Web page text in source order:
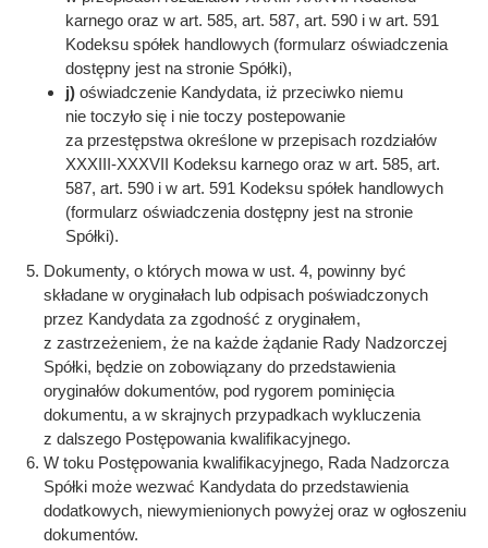
karnego oraz w art. 585, art. 587, art. 590 i w art. 591
Kodeksu spółek handlowych (formularz oświadczenia
dostępny jest na stronie Spółki),
j) oświadczenie Kandydata, iż przeciwko niemu
nie toczyło się i nie toczy postepowanie
za przestępstwa określone w przepisach rozdziałów
XXXIII-XXXVII Kodeksu karnego oraz w art. 585, art.
587, art. 590 i w art. 591 Kodeksu spółek handlowych
(formularz oświadczenia dostępny jest na stronie
Spółki).
Dokumenty, o których mowa w ust. 4, powinny być
składane w oryginałach lub odpisach poświadczonych
przez Kandydata za zgodność z oryginałem,
z zastrzeżeniem, że na każde żądanie Rady Nadzorczej
Spółki, będzie on zobowiązany do przedstawienia
oryginałów dokumentów, pod rygorem pominięcia
dokumentu, a w skrajnych przypadkach wykluczenia
z dalszego Postępowania kwalifikacyjnego.
W toku Postępowania kwalifikacyjnego, Rada Nadzorcza
Spółki może wezwać Kandydata do przedstawienia
dodatkowych, niewymienionych powyżej oraz w ogłoszeniu
dokumentów.